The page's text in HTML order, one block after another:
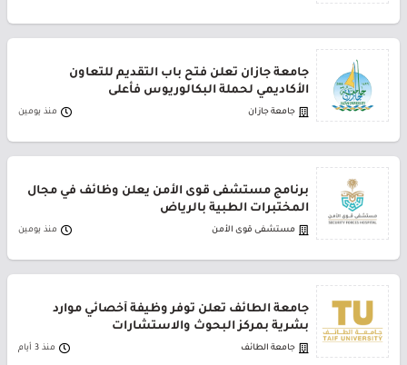
جامعة جازان تعلن فتح باب التقديم للتعاون
الأكاديمي لحملة البكالوريوس فأعلى
جامعة جازان منذ يومين
برنامج مستشفى قوى الأمن يعلن وظائف في مجال
المختبرات الطبية بالرياض
مستشفى قوى الأمن منذ يومين
جامعة الطائف تعلن توفر وظيفة أخصائي موارد
بشرية بمركز البحوث والاستشارات
جامعة الطائف منذ 3 أيام